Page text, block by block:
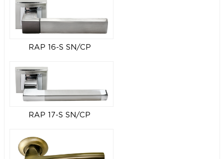
RAP 16-S SN/CP
RAP 17-S SN/CP